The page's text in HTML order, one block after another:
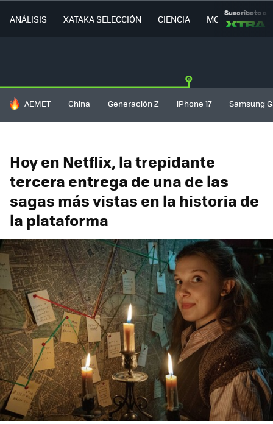
ANÁLISIS XATAKA SELECCIÓN CIENCIA MOVILIDAD
Suscríbete a
HOY SE HABLA DE
AEMET China Generación Z iPhone 17 Samsung
Hoy en Netflix, la trepidante
tercera entrega de una de las
sagas más vistas en la historia de
la plataforma